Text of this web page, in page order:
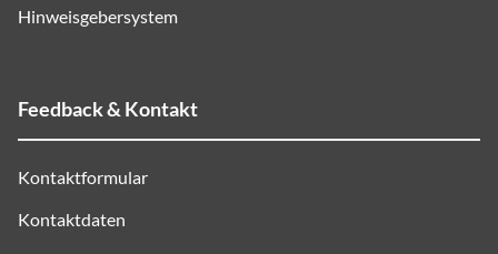
Hinweisgebersystem
Feedback & Kontakt
Kontaktformular
Kontaktdaten